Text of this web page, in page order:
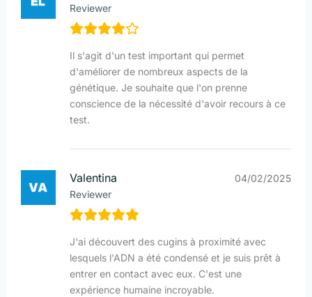
Reviewer
Il s'agit d'un test important qui permet
d'améliorer de nombreux aspects de la
génétique. Je souhaite que l'on prenne
conscience de la nécessité d'avoir recours à ce
test.
Valentina
Reviewer
04/02/2025
J'ai découvert des cugins à proximité avec
lesquels l'ADN a été condensé et je suis prêt à
entrer en contact avec eux. C'est une
expérience humaine incroyable.